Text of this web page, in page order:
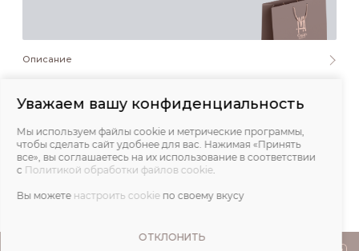
Описание
Состав и уход
Обмеры
Уважаем вашу конфиденциальность
Мы используем файлы cookie и метрические программы,
чтобы сделать сайт удобнее для вас. Нажимая «Принять
все», вы соглашаетесь на их использование в соответствии
с Политикой обработки файлов cookie.
Вы можете настроить cookie по своему вкусу
ОТКЛОНИТЬ